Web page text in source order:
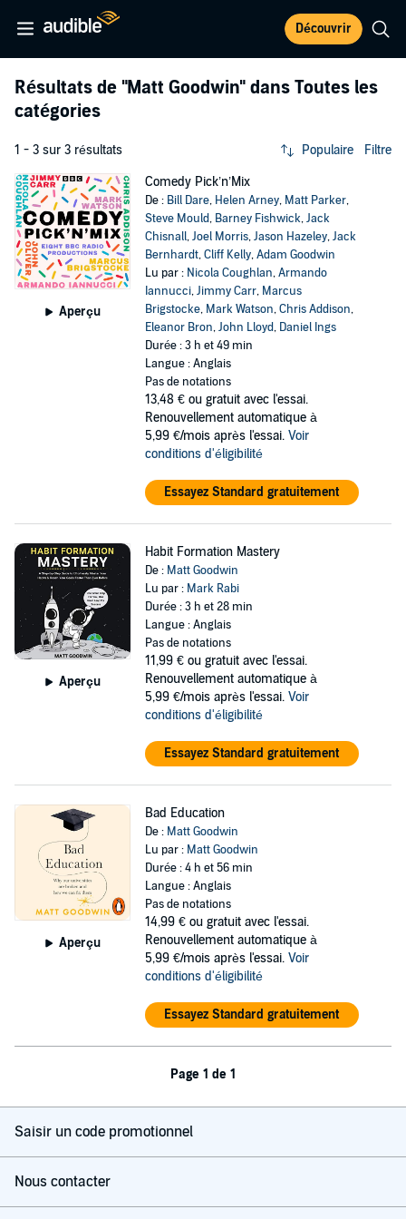
Découvrir
Résultats de "Matt Goodwin" dans Toutes les
catégories
1 - 3 sur 3 résultats Populaire Filtre
Aperçu
Comedy Pick’n’Mix
De : Bill Dare, Helen Arney, Matt Parker,
Steve Mould, Barney Fishwick,Jack
Chisnall,Joel Morris,Jason Hazeley,Jack
Bernhardt,Cliff Kelly,Adam Goodwin
Lu par : Nicola Coughlan,Armando
Iannucci,Jimmy Carr, Marcus
Brigstocke, Mark Watson,Chris Addison,
Eleanor Bron,John Lloyd, Daniel Ings
Durée : 3 h et 49 min
Langue : Anglais
Pas de notations
13,48 € ou gratuit avec l'essai.
Renouvellement automatique à
5,99 €/mois après l'essai. Voir
conditions d'éligibilité
Essayez Standard gratuitement
Aperçu
Habit Formation Mastery
De : Matt Goodwin
Lu par : Mark Rabi
Durée : 3 h et 28 min
Langue : Anglais
Pas de notations
11,99 € ou gratuit avec l'essai.
Renouvellement automatique à
5,99 €/mois après l'essai. Voir
conditions d'éligibilité
Essayez Standard gratuitement
Aperçu
Bad Education
De : Matt Goodwin
Lu par : Matt Goodwin
Durée : 4 h et 56 min
Langue : Anglais
Pas de notations
14,99 € ou gratuit avec l'essai.
Renouvellement automatique à
5,99 €/mois après l'essai. Voir
conditions d'éligibilité
Essayez Standard gratuitement
Page 1 de 1
Saisir un code promotionnel
Nous contacter